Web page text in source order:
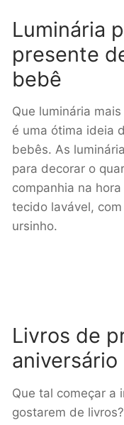
Luminária
presente
bebê
Que luminária
é uma ótima ideia
bebês. As
para decorar o
companhia na
tecido lavável,
ursinho.
Livros de
Que tal começar a
gostarem de